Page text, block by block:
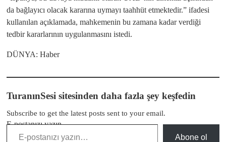
da bağlayıcı olacak kararına uymayı taahhüt etmektedir.” ifadesi
kullanılan açıklamada, mahkemenin bu zamana kadar verdiği
tedbir kararlarının uygulanmasını istedi.
DÜNYA: Haber
TuranınSesi sitesinden daha fazla şey keşfedin
Subscribe to get the latest posts sent to your email.
E-postanızı yazın…
Abone ol